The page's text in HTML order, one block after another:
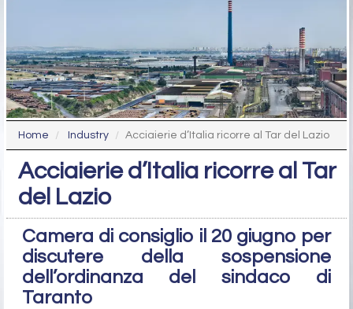
Home Industry Acciaierie d’Italia ricorre al Tar del Lazio
Acciaierie d’Italia ricorre al Tar
del Lazio
Camera di consiglio il 20 giugno per
discutere della sospensione
dell’ordinanza del sindaco di
Taranto